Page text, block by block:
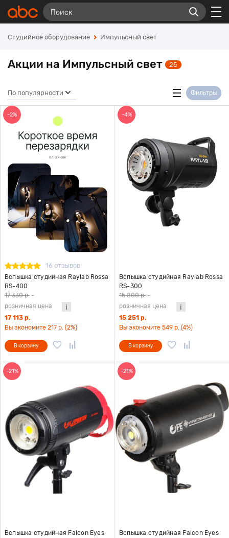
Студийное оборудование Импульсный свет
Акции на Импульсный свет 25
По популярности Фильтры
-2%
16 отзывов
Вспышка студийная Raylab Rossa
RS-400
17 330 р. -
розничная цена
17 113 р.
Вы экономите 217 р. (2%)
В корзину
-4%
Вспышка студийная Raylab Rossa
RS-300
15 800 р. -
розничная цена
15 251 р.
Вы экономите 549 р. (4%)
В корзину
-21%
Вспышка студийная Falcon Eyes
-21%
Вспышка студийная Falcon Eyes